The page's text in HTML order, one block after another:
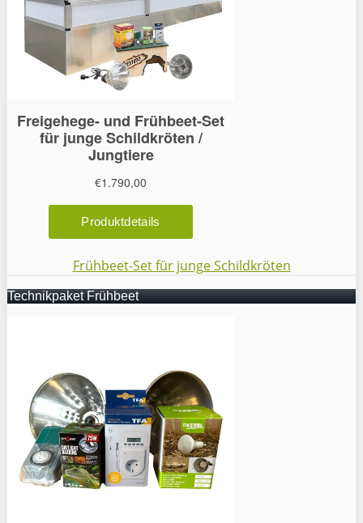
Frühbeet-Set für junge Schildkröten
Technikpaket Frühbeet